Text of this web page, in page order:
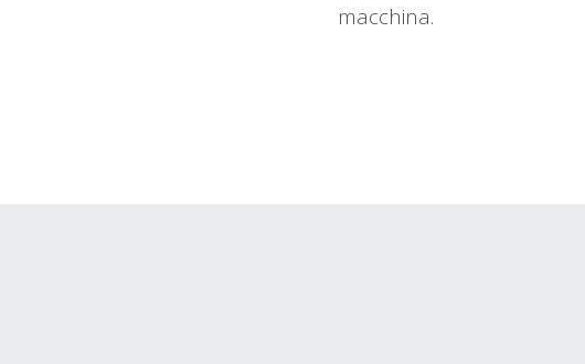
macchina.